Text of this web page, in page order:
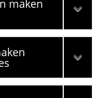
maken